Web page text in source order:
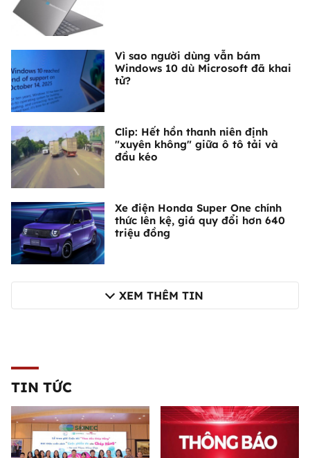
Vì sao người dùng vẫn bám
Windows 10 dù Microsoft đã khai
tử?
Clip: Hết hồn thanh niên định
"xuyên không" giữa ô tô tải và
đầu kéo
Xe điện Honda Super One chính
thức lên kệ, giá quy đổi hơn 640
triệu đồng
XEM THÊM TIN
TIN TỨC